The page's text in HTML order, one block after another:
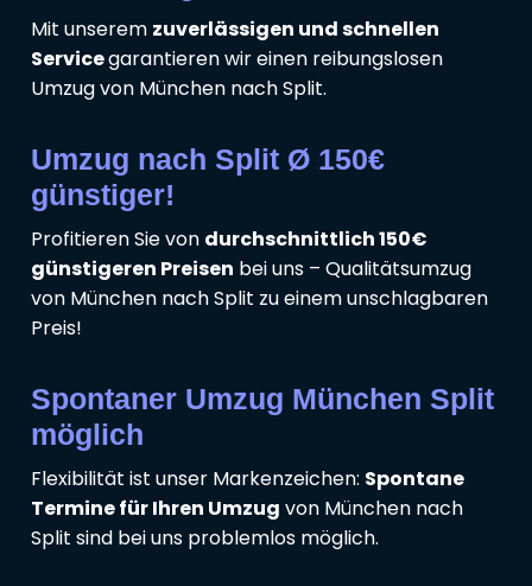
Mit unserem zuverlässigen und schnellen
Servicegarantieren wir einen reibungslosen
Umzug von München nach Split.
Umzug nach Split Ø 150€
günstiger!
Profitieren Sie von durchschnittlich 150€
günstigeren Preisen bei uns – Qualitätsumzug
von München nach Split zu einem unschlagbaren
Preis!
Spontaner Umzug München Split
möglich
Flexibilität ist unser Markenzeichen: Spontane
Termine für Ihren Umzug von München nach
Split sind bei uns problemlos möglich.